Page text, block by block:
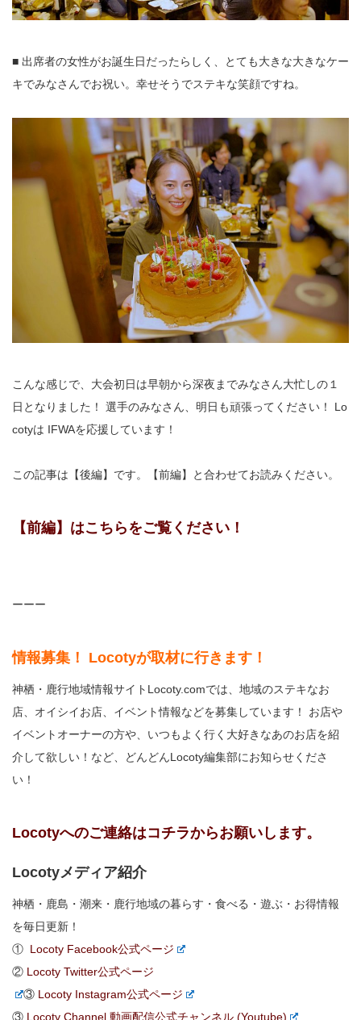
■ 出席者の女性がお誕生日だったらしく、とても大きな大きなケー
キでみなさんでお祝い。幸せそうでステキな笑顔ですね。
こんな感じで、大会初日は早朝から深夜までみなさん大忙しの１
日となりました！ 選手のみなさん、明日も頑張ってください！ Lo
cotyは IFWAを応援しています！
この記事は【後編】です。【前編】と合わせてお読みください。
【前編】はこちらをご覧ください！
ーーー
情報募集！ Locotyが取材に行きます！
神栖・鹿行地域情報サイトLocoty.comでは、地域のステキなお
店、オイシイお店、イベント情報などを募集しています！ お店や
イベントオーナーの方や、いつもよく行く大好きなあのお店を紹
介して欲しい！など、どんどんLocoty編集部にお知らせくださ
い！
Locotyへのご連絡はコチラからお願いします。
Locotyメディア紹介
神栖・鹿島・潮来・鹿行地域の暮らす・食べる・遊ぶ・お得情報
を毎日更新！
① Locoty Facebook公式ページ
② Locoty Twitter公式ページ
③ Locoty Instagram公式ページ
③ Locoty Channel 動画配信公式チャンネル (Youtube)